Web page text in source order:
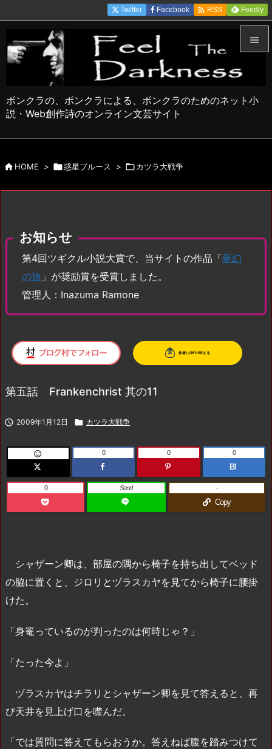
ボンクラの、ボンクラによる、ボンクラのためのネット小
説・Web創作詩のオンライン文芸サイト



Twitter Facebook  RSS Feedly
HOME > 惑星ブルース > カツラ大戦争
お知らせ
第4回ツギクル小説大賞で、当サイトの作品「夢幻
の旅 」が奨励賞を受賞しました。
管理人：Inazuma Ramone
第五話 Frankenchrist 其の11
 2009年1月12日  カツラ大戦争
 0 0
B!
0
0 Send
Copy
-
シャザーン卿は、部屋の隅から椅子を持ち出してベッド
の脇に置くと、ジロリとヅラスカヤを見てから椅子に腰掛
けた。
「身篭っているのが判ったのは何時じゃ？」
「たった今よ」
ヅラスカヤはチラリとシャザーン卿を見て答えると、再
び天井を見上げ口を噤んだ。
「では質問に答えてもらおうか。答えねば腹を踏みつけて